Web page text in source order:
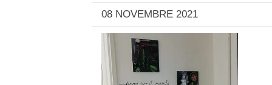
08 NOVEMBRE 2021